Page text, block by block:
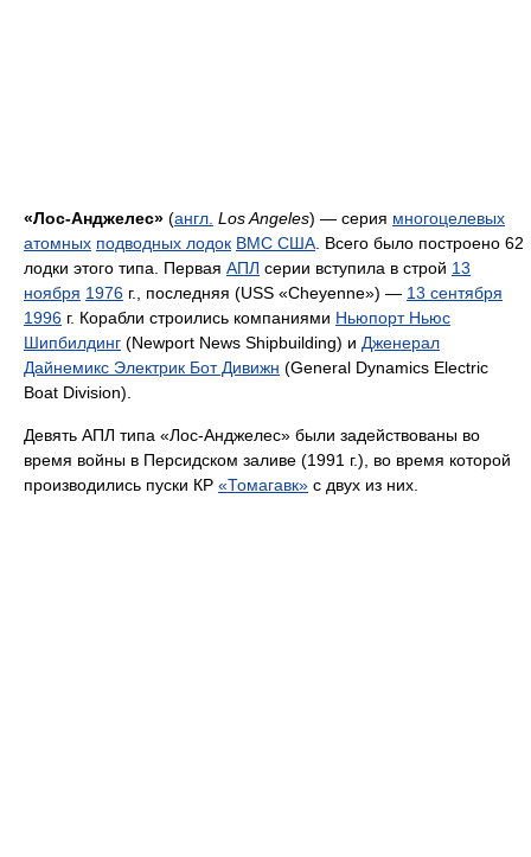
«Лос-Анджелес» (англ. Los Angeles) — серия многоцелевых
атомных подводных лодок ВМС США. Всего было построено 62
лодки этого типа. Первая АПЛ серии вступила в строй 13
ноября 1976 г., последняя (USS «Cheyennе») — 13 сентября
1996 г. Корабли строились компаниями Ньюпорт Ньюс
Шипбилдинг (Newport News Shipbuilding) и Дженерал
Дайнемикс Электрик Бот Дивижн (General Dynamics Electric
Boat Division).
Девять АПЛ типа «Лос-Анджелес» были задействованы во
время войны в Персидском заливе (1991 г.), во время которой
производились пуски КР «Томагавк» с двух из них.